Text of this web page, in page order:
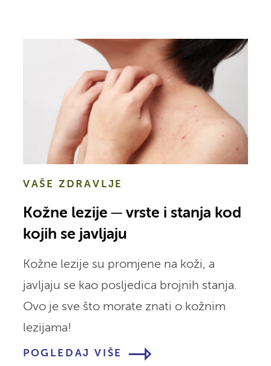
VAŠE ZDRAVLJE
Kožne lezije ─ vrste i stanja kod
kojih se javljaju
Kožne lezije su promjene na koži, a
javljaju se kao posljedica brojnih stanja.
Ovo je sve što morate znati o kožnim
lezijama!
POGLEDAJ VIŠE